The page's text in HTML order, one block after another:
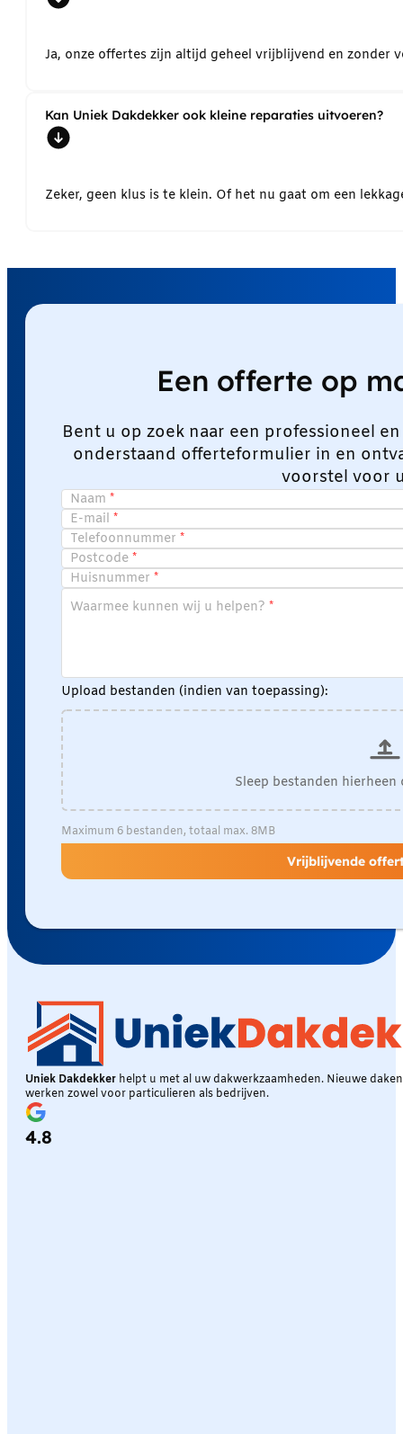
Ja, onze offertes zijn altijd geheel vrijblijvend en
Kan Uniek Dakdekker ook kleine reparaties uitvoeren?
Zeker, geen klus is te klein. Of het nu gaat om een
Een offerte op
Bent u op zoek naar een professioneel
onderstaand offerteformulier in en
voorstel voor
Naam
E-mail
Telefoonnummer
Postcode
Huisnummer
Waarmee kunnen wij u helpen?
Upload bestanden (indien van toepassing):
Sleep bestanden
Maximum 6 bestanden, totaal max. 8MB
Vrijblijvende
Uniek Dakdekker helpt u met al uw dakwerkzaamheden. Nieuwe
werken zowel voor particulieren als bedrijven.
4.8